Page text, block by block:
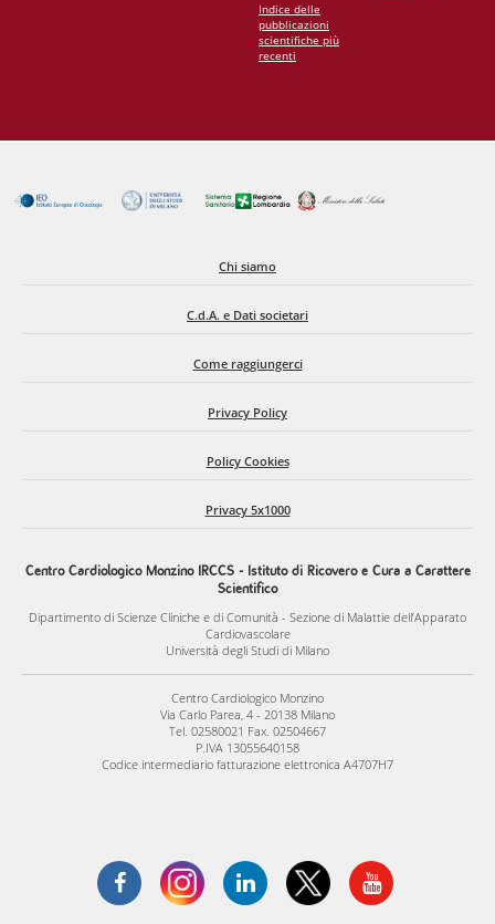
Indice delle
pubblicazioni
scientifiche più
recenti
Chi siamo
C.d.A. e Dati societari
Come raggiungerci
Privacy Policy
Policy Cookies
Privacy 5x1000
Centro Cardiologico Monzino IRCCS - Istituto di Ricovero e Cura a Carattere
Scientifico
Dipartimento di Scienze Cliniche e di Comunità - Sezione di Malattie dell’Apparato
Cardiovascolare
Università degli Studi di Milano
Centro Cardiologico Monzino
Via Carlo Parea, 4 - 20138 Milano
Tel. 02580021 Fax. 02504667
P.IVA 13055640158
Codice intermediario fatturazione elettronica A4707H7